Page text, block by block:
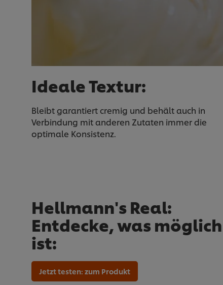
Ideale Textur:
Bleibt garantiert cremig und behält auch in
Verbindung mit anderen Zutaten immer die
optimale Konsistenz.
Hellmann's Real:
Entdecke, was möglich
ist:
Jetzt testen: zum Produkt